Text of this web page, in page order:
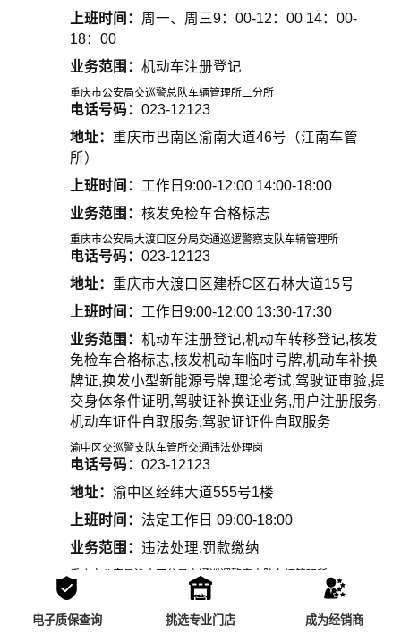
电子质保查询 挑选专业门店 成为经销商
上班时间： 周一、周三9：00-12：00 14：00-
18：00
业务范围： 机动车注册登记
重庆市公安局交巡警总队车辆管理所二分所
电话号码： 023-12123
地址： 重庆市巴南区渝南大道46号（江南车管
所）
上班时间： 工作日9:00-12:00 14:00-18:00
业务范围： 核发免检车合格标志
重庆市公安局大渡口区分局交通巡逻警察支队车辆管理所
电话号码： 023-12123
地址： 重庆市大渡口区建桥C区石林大道15号
上班时间： 工作日9:00-12:00 13:30-17:30
业务范围： 机动车注册登记,机动车转移登记,核发
免检车合格标志,核发机动车临时号牌,机动车补换
牌证,换发小型新能源号牌,理论考试,驾驶证审验,提
交身体条件证明,驾驶证补换证业务,用户注册服务,
机动车证件自取服务,驾驶证证件自取服务
渝中区交巡警支队车管所交通违法处理岗
电话号码： 023-12123
地址： 渝中区经纬大道555号1楼
上班时间： 法定工作日 09:00-18:00
业务范围： 违法处理,罚款缴纳
重庆市公安局渝中区分局交通巡逻警察支队车辆管理所
电话号码：
023-12123
地址：
重庆市渝中区经纬大道555号